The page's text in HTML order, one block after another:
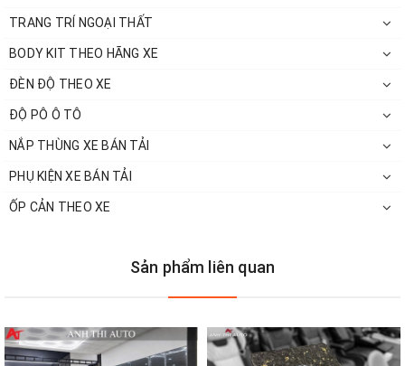
TRANG TRÍ NGOẠI THẤT
BODY KIT THEO HÃNG XE
ĐÈN ĐỘ THEO XE
ĐỘ PÔ Ô TÔ
NẮP THÙNG XE BÁN TẢI
PHỤ KIỆN XE BÁN TẢI
ỐP CẢN THEO XE
Sản phẩm liên quan